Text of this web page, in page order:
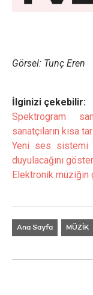
Görsel: Tunç Eren
İlginizi çekebilir:
Spektrogram
sanatçıların kısa
Yeni ses sistemi
duyulacağını
Elektronik müziğin
Ana Sayfa MÜZİK